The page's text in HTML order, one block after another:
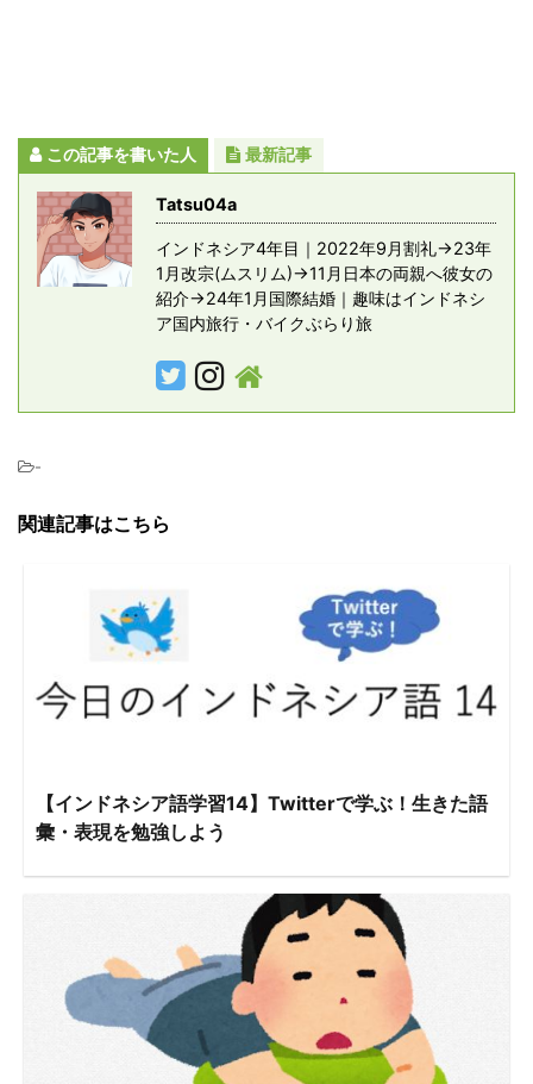
この記事を書いた人 最新記事
Tatsu04a
インドネシア4年目｜2022年9月割礼→23年
1月改宗(ムスリム)→11月日本の両親へ彼女の
紹介→24年1月国際結婚｜趣味はインドネシ
ア国内旅行・バイクぶらり旅
-
関連記事はこちら
【インドネシア語学習14】Twitterで学ぶ！生きた語
彙・表現を勉強しよう